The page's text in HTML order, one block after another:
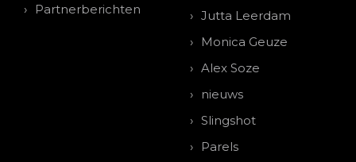
Partnerberichten
Jutta Leerdam
Monica Geuze
Alex Soze
nieuws
Slingshot
Parels